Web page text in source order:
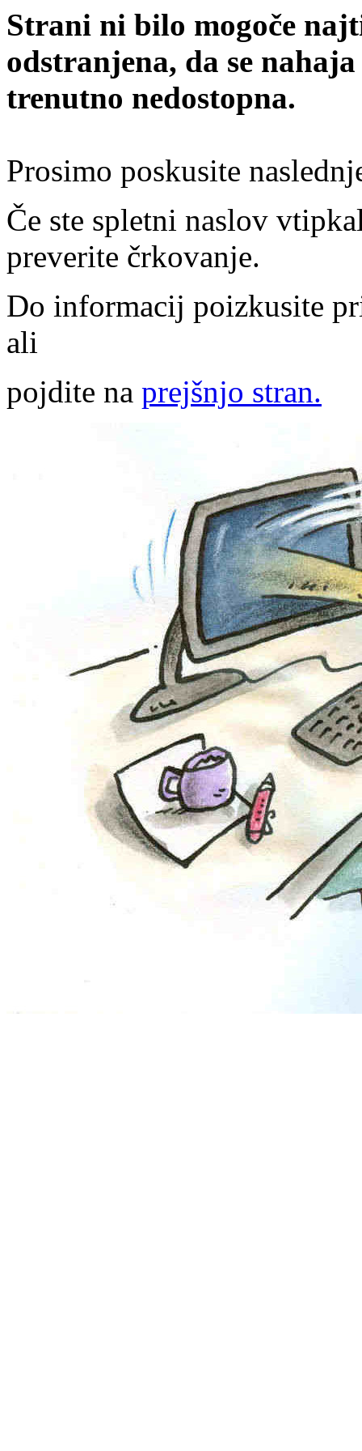
Strani ni bilo mogoče
odstranjena, da se
trenutno nedostopna.
Prosimo poskusite
Če ste spletni naslov
preverite črkovanje.
Do informacij poizkusite
ali
pojdite na prejšnjo stran.